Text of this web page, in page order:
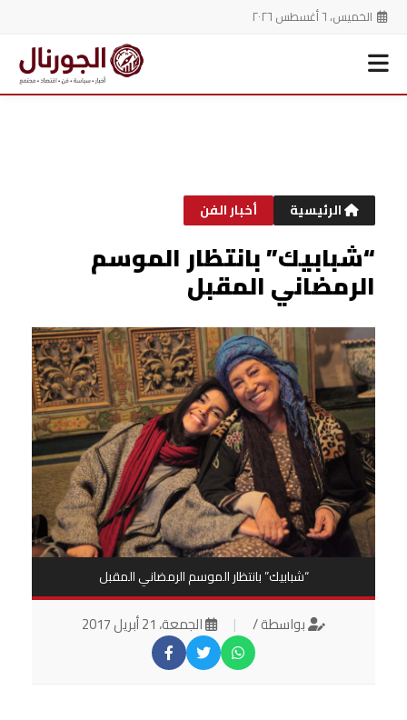
الخميس، ٦ أغسطس ٢٠٢٦
الرئيسية أخبار الفن
“شبابيك” بانتظار الموسم
الرمضاني المقبل
“شبابيك” بانتظار الموسم الرمضاني المقبل
بواسطة / | الجمعة، 21 أبريل 2017